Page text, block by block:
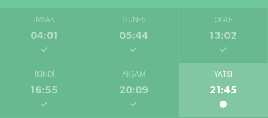
İMSAK
04:01
GÜNEŞ
05:44
ÖĞLE
13:02
İKINDI
16:55
AKŞAM
20:09
YATSI
21:45